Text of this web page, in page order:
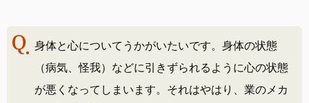
身体と心についてうかがいたいです。身体の状態
（病気、怪我）などに引きずられるように心の状態
が悪くなってしまいます。それはやはり、業のメカ